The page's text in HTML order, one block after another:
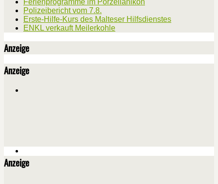
Polizeibericht vom 7.8.
Erste-Hilfe-Kurs des Malteser Hilfsdienstes
ENKL verkauft Meilerkohle
Anzeige
Anzeige
Anzeige